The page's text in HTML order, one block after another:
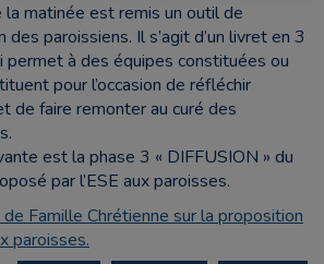
la matinée est remis un outil de
des paroissiens. Il s’agit d’un livret en 3
permet à des équipes constituées ou
pour l’occasion de réfléchir
de faire remonter au curé des
est la phase 3 « DIFFUSION » du
par l’ESE aux paroisses.
de Famille Chrétienne sur la proposition
paroisses.